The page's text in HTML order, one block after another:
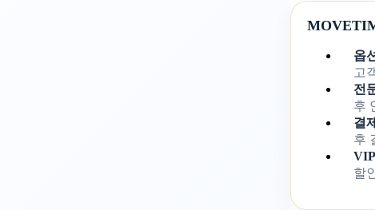
옵
고
전
후
결
후
할